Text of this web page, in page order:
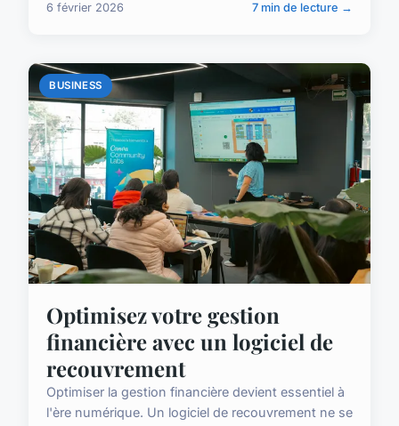
6 février 2026 7 min de lecture →
BUSINESS
Optimisez votre gestion
financière avec un logiciel de
recouvrement
Optimiser la gestion financière devient essentiel à
l'ère numérique. Un logiciel de recouvrement ne se